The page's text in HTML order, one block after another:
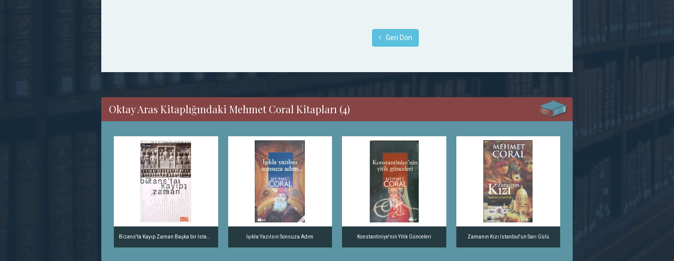
Geri Dön
******Mehmet Coral
Oktay Aras Kitaplığındaki Mehmet Coral Kitapları (4)
Işıkla Yazılsın Sonsuza Adım Konstantiniye'nin Yitik Günceleri Zamanın Kızı İstanbul'un Sarı Gülü